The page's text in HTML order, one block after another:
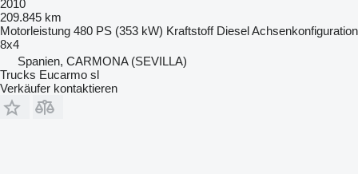
2010
209.845 km
Motorleistung 480 PS (353 kW) Kraftstoff DieselAchsenkonfiguration
8x4
Spanien, CARMONA (SEVILLA)
Trucks Eucarmo sl
Verkäufer kontaktieren